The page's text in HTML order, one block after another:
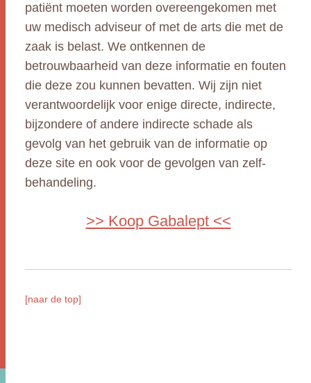
patiënt moeten worden overeengekomen met
uw medisch adviseur of met de arts die met de
zaak is belast. We ontkennen de
betrouwbaarheid van deze informatie en fouten
die deze zou kunnen bevatten. Wij zijn niet
verantwoordelijk voor enige directe, indirecte,
bijzondere of andere indirecte schade als
gevolg van het gebruik van de informatie op
deze site en ook voor de gevolgen van zelf-
behandeling.
>> Koop Gabalept <<
[naar de top]